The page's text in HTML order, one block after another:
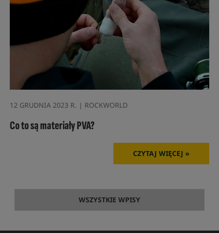
12 GRUDNIA 2023 R. | ROCKWORLD
Co to są materiały PVA?
CZYTAJ WIĘCEJ »
WSZYSTKIE WPISY